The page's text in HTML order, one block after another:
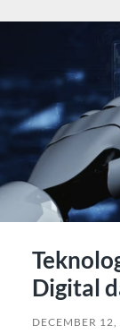
Digital
DECEMBER